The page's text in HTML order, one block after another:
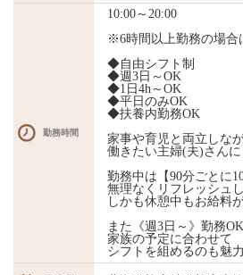
勤務時間
10:00～20:00
※6時間以上勤務の場合
◆自由シフト制
◆週3日～OK
◆1日4h～OK
◆平日のみOK
◆扶養内勤務OK
家事や育児と両立しな
働きたい主婦(夫)さんに
勤務中は【90分ごとに
無理なくリフレッシュ
しかも休憩中もお給料
また《週3日～》勤務
家族の予定に合わせて
シフトを組めるのも魅